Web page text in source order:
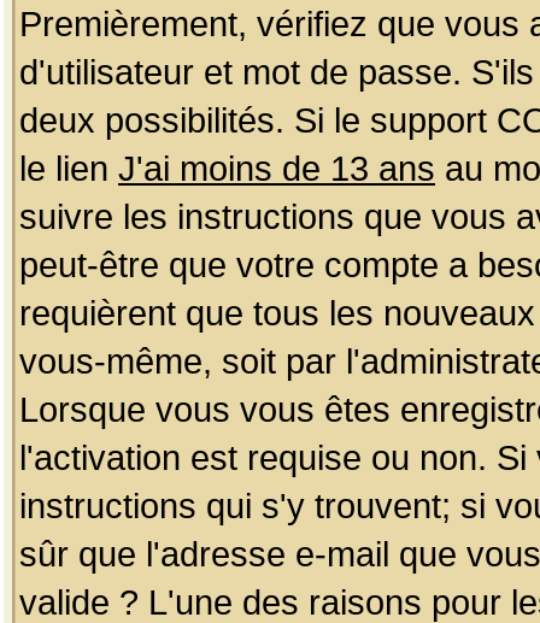
Premièrement, vérifiez que
d'utilisateur et mot de passe.
deux possibilités. Si le support
le lien J'ai moins de 13 ans au
suivre les instructions que vous
peut-être que votre compte a
requièrent que tous les
vous-même, soit par
Lorsque vous vous êtes
l'activation est requise ou non.
instructions qui s'y trouvent; si
sûr que l'adresse e-mail que
valide ? L'une des raisons pour